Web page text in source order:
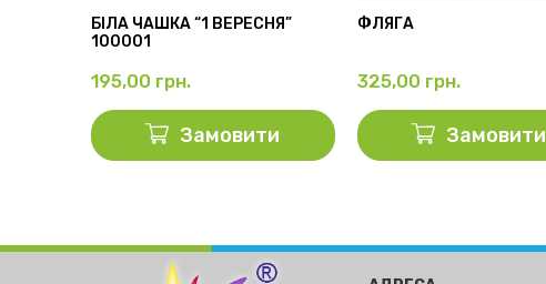
БІЛА ЧАШКА “1 ВЕРЕСНЯ”
100001
195,00 грн.
Замовити
ФЛЯГА
325,00 грн.
Замовити